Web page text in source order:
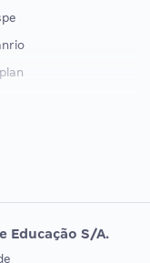
Educação S/A.